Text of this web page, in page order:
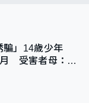
騙」14歲少年
受害者母：要